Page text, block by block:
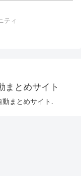
ティ
まとめサイト
まとめサイト.